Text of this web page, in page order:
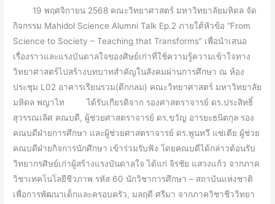
19 พฤศจิกายน 2568 คณะวิทยาศาสตร์ มหาวิทยาลัยมหิดล จัด
กิจกรรม Mahidol Science Alumni Talk Ep.2 ภายใต้หัวข้อ “From
Science to Society – Teaching that Transforms” เพื่อนำเสนอ
เรื่องราวและแรงบันดาลใจของศิษย์เก่าที่ใช้ความรู้ความเข้าใจทาง
วิทยาศาสตร์ไปสร้างบทบาทสำคัญในสังคมผ่านการศึกษา ณ ห้อง
ประชุม L02 อาคารเรียนรวม(ตึกกลม) คณะวิทยาศาสตร์ มหาวิทยาลัย
มหิดล พญาไท ได้รับเกียรติจาก รองศาสตราจารย์ ดร.ประสิทธิ์
สุวรรณเลิศ คณบดี, ผู้ช่วยศาสตราจารย์ ดร.ขวัญ อารยะธนิตกุล รอง
คณบดีฝ่ายการศึกษา และผู้ช่วยศาสตราจารย์ ดร.พูนทวี แซ่เตีย ผู้ช่วย
คณบดีฝ่ายกิจการนักศึกษา เข้าร่วมรับฟัง โดยคณบดีได้กล่าวต้อนรับ
วิทยากรศิษย์เก่าผู้สร้างแรงบันดาลใจ ได้แก่ จิรชัย แสวงแก้ว จากภาค
วิชาเทคโนโลยีชีวภาพ รหัส 60 นักวิชาการศึกษา – สถาบันแห่งชาติ
เพื่อการพัฒนาเด็กและครอบครัว, มลฤดี ศรีมา จากภาควิชาชีววิทยา
วิทยาศาสตร์
ม.มหิดล
ที่
ใช้
โอกาส
สร้าง
แรง
บันดาล
ใจ
ผ่าน
การ
สอน